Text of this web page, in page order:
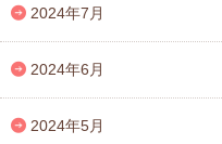
2024年7月
2024年6月
2024年5月